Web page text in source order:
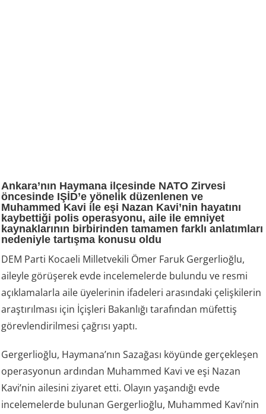
Ankara’nın Haymana ilçesinde NATO Zirvesi
öncesinde IŞİD’e yönelik düzenlenen ve
Muhammed Kavi ile eşi Nazan Kavi’nin hayatını
kaybettiği polis operasyonu, aile ile emniyet
kaynaklarının birbirinden tamamen farklı anlatımları
nedeniyle tartışma konusu oldu
DEM Parti Kocaeli Milletvekili Ömer Faruk Gergerlioğlu,
aileyle görüşerek evde incelemelerde bulundu ve resmi
açıklamalarla aile üyelerinin ifadeleri arasındaki çelişkilerin
araştırılması için İçişleri Bakanlığı tarafından müfettiş
görevlendirilmesi çağrısı yaptı.
Gergerlioğlu, Haymana’nın Sazağası köyünde gerçekleşen
operasyonun ardından Muhammed Kavi ve eşi Nazan
Kavi’nin ailesini ziyaret etti. Olayın yaşandığı evde
incelemelerde bulunan Gergerlioğlu, Muhammed Kavi’nin